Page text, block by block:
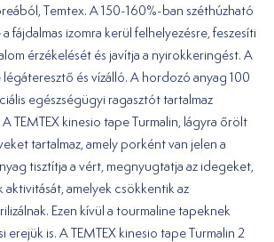
Temtex. A 150-160%-ban széthúzható
fájdalmas izomra kerül felhelyezésre, feszesíti
érzékelését és javítja a nyirokkeringést. A
és vízálló. A hordozó anyag 100
egészségügyi ragasztót tartalmaz
TEMTEX kinesio tape Turmalin, lágyra őrölt
tartalmaz, amely porként van jelen a
tisztítja a vért, megnyugtatja az idegeket,
aktivitását, amelyek csökkentik az
Ezen kívül a tourmaline tapeknek
erejük is. A TEMTEX kinesio tape Turmalin 2